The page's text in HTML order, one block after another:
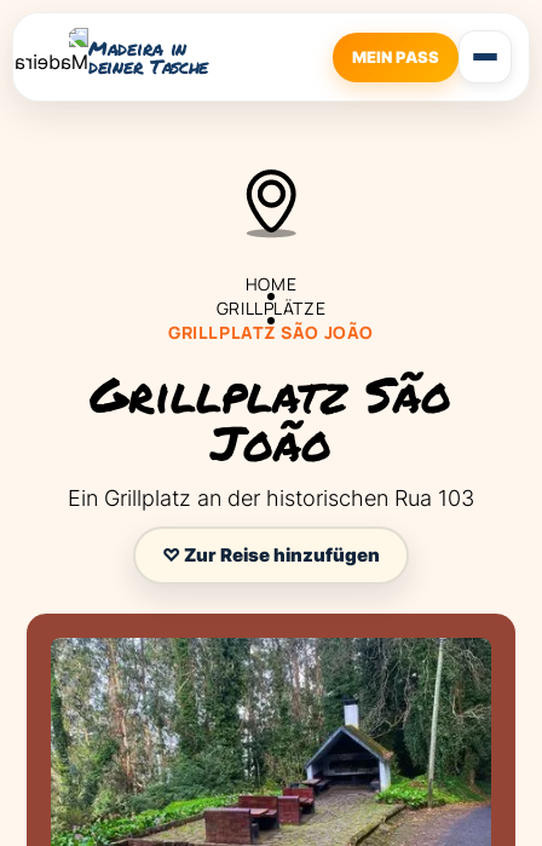
Madeira in
deiner Tasche MEIN PASS
HOME
GRILLPLÄTZE
GRILLPLATZ SÃO JOÃO
Grillplatz São
João
Ein Grillplatz an der historischen Rua 103
♡ Zur Reise hinzufügen